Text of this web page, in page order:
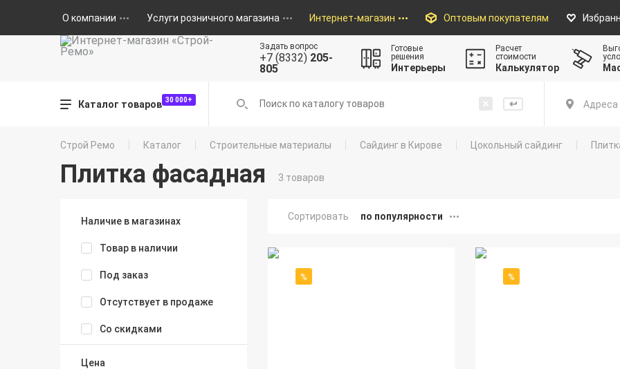
О компании Услуги розничного магазина Интернет-магазин Оптовым покупателям
Задать вопрос
+7 (8332) 205-
805
Готовые
решения
Интерьеры
Расчет
стоимости
Калькулятор
Каталог товаров 30 000+ Адреса
Строй Ремо Каталог Строительные материалы Сайдинг в Кирове Цокольный сайдинг
Плитка фасадная 3 товаров
Наличие в магазинах
Товар в наличии
Под заказ
Отсутствует в продаже
Со скидками
Цена
Сортировать по популярности
% %